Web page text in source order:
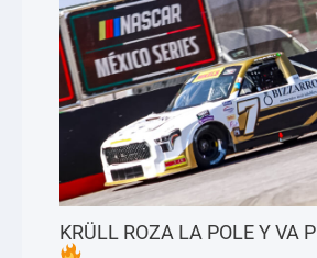
KRÜLL ROZA LA POLE Y VA